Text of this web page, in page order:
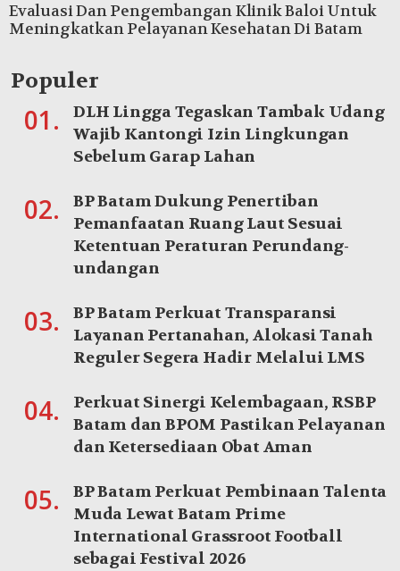
Evaluasi Dan Pengembangan Klinik Baloi Untuk
Meningkatkan Pelayanan Kesehatan Di Batam
Populer
01.
DLH Lingga Tegaskan Tambak Udang
Wajib Kantongi Izin Lingkungan
Sebelum Garap Lahan
02.
BP Batam Dukung Penertiban
Pemanfaatan Ruang Laut Sesuai
Ketentuan Peraturan Perundang-
undangan
03.
BP Batam Perkuat Transparansi
Layanan Pertanahan, Alokasi Tanah
Reguler Segera Hadir Melalui LMS
04.
Perkuat Sinergi Kelembagaan, RSBP
Batam dan BPOM Pastikan Pelayanan
dan Ketersediaan Obat Aman
05.
BP Batam Perkuat Pembinaan Talenta
Muda Lewat Batam Prime
International Grassroot Football
sebagai Festival 2026